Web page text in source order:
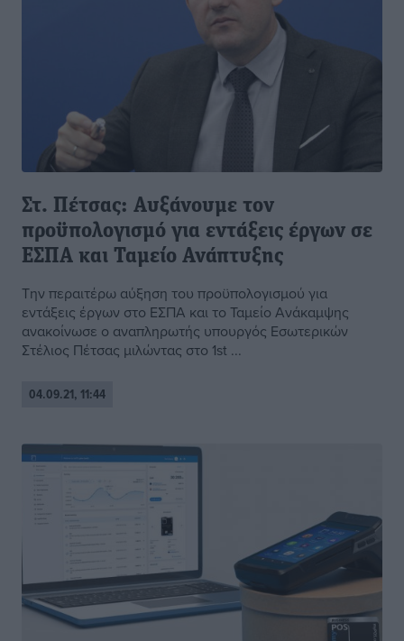
Στ. Πέτσας: Αυξάνουμε τον
προϋπολογισμό για εντάξεις έργων σε
ΕΣΠΑ και Ταμείο Ανάπτυξης
Την περαιτέρω αύξηση του προϋπολογισμού για
εντάξεις έργων στο ΕΣΠΑ και το Ταμείο Ανάκαμψης
ανακοίνωσε ο αναπληρωτής υπουργός Εσωτερικών
Στέλιος Πέτσας μιλώντας στο 1st ...
04.09.21, 11:44